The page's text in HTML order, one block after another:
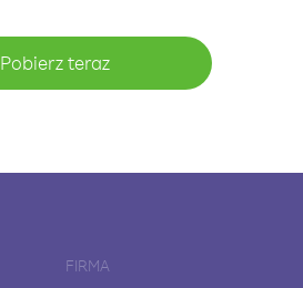
Pobierz teraz
FIRMA